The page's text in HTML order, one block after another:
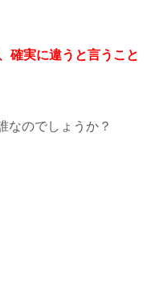
確実に違うと言うこと
なのでしょうか？